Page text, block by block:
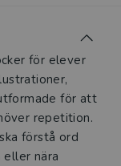
för elever
för att
repetition.
förstå ord
eller nära